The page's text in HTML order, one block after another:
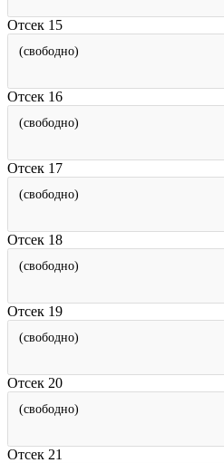
Отсек 15
(свободно)
Отсек 16
(свободно)
Отсек 17
(свободно)
Отсек 18
(свободно)
Отсек 19
(свободно)
Отсек 20
(свободно)
Отсек 21